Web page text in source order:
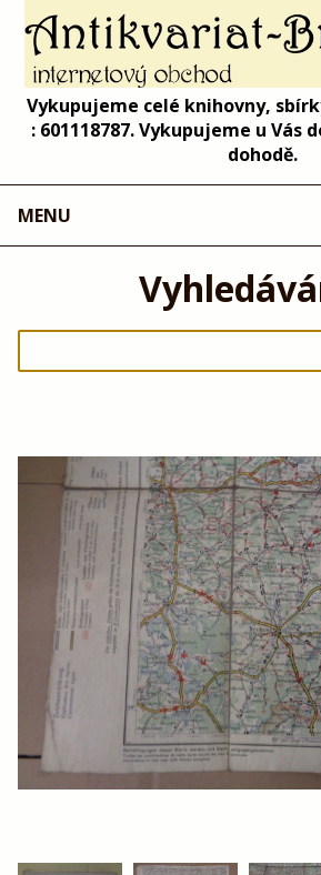
Vykupujeme celé knihovny,
: 601118787. Vykupujeme u
dohodě.
MENU